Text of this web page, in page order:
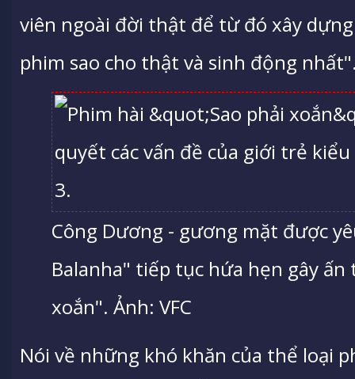
viên ngoài đời thật để từ đó xây
phim sao cho thật và sinh động
Công Dương - gương mặt được
Balanha" tiếp tục hứa hẹn gây
xoắn". Ảnh: VFC
Nói về những khó khăn của thể loại